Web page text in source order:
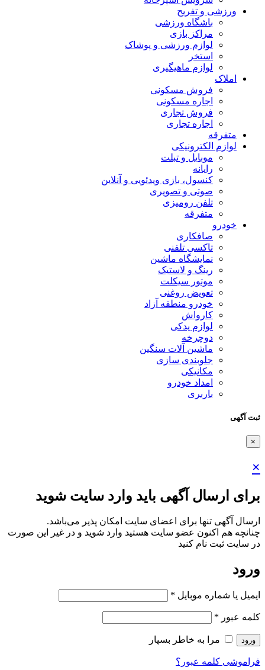
ورزشی و تفریح
باشگاه ورزشی
مراکز بازی
لوازم ورزشی و پوشاک
استخر
لوازم ماهیگیری
املاک
فروش مسکونی
اجاره مسکونی
فروش تجاری
اجاره تجاری
متفرقه
لوازم الکترونیکی
موبایل و تبلت
رایانه
کنسول، بازی‌ ویدئویی و آنلاین
صوتی و تصویری
تلفن رومیزی
متفرقه
خودرو
صافکاری
تاکسی تلفنی
نمایشگاه ماشین
رینگ و لاستیک
موتور سیکلت
تعویض روغنی
خودرو منطقه آزاد
کارواش
لوازم یدکی
دوچرخه
ماشین آلات سنگین
جلوبندی سازی
مکانیکی
امداد خودرو
باربری
ثبت آگهی
×
×
برای ارسال آگهی باید وارد سایت شوید
ارسال آگهی تنها برای اعضای سایت امکان پذیر می‌باشد.
چنانچه هم‌ اکنون عضو سایت هستید وارد شوید و در غیر این صورت
در سایت ثبت نام کنید
ورود
ایمیل یا شماره موبایل *
کلمه عبور *
ورود مرا به خاطر بسپار
فراموشی کلمه عبور؟